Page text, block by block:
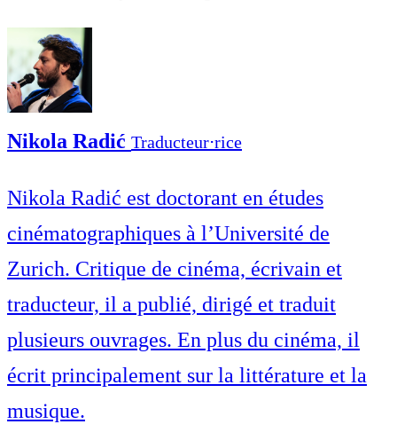
Nikola Radić Traducteur⋅rice
Nikola Radić est doctorant en études
cinématographiques à l’Université de
Zurich. Critique de cinéma, écrivain et
traducteur, il a publié, dirigé et traduit
plusieurs ouvrages. En plus du cinéma, il
écrit principalement sur la littérature et la
musique.